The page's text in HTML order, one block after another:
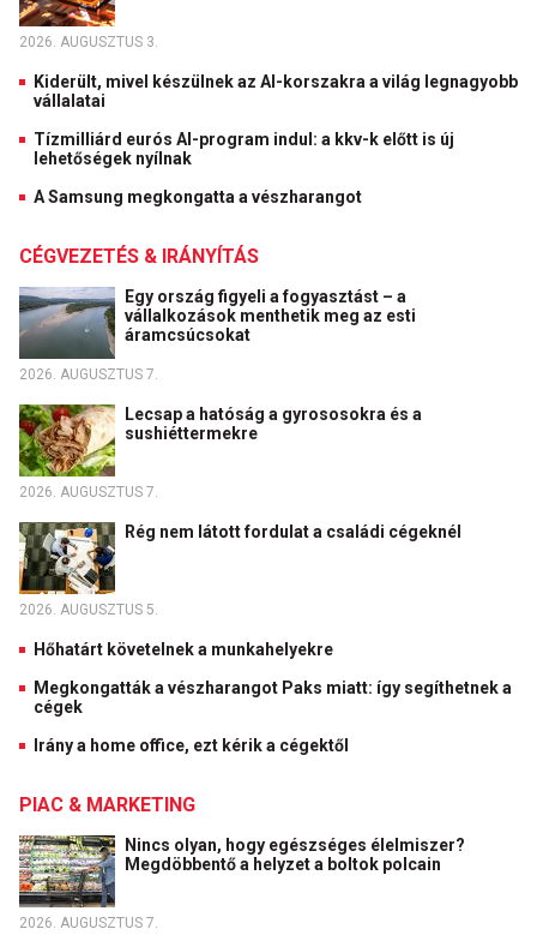
2026. AUGUSZTUS 3.
Kiderült, mivel készülnek az AI-korszakra a világ legnagyobb
vállalatai
Tízmilliárd eurós AI-program indul: a kkv-k előtt is új
lehetőségek nyílnak
A Samsung megkongatta a vészharangot
CÉGVEZETÉS & IRÁNYÍTÁS
Egy ország figyeli a fogyasztást – a
vállalkozások menthetik meg az esti
áramcsúcsokat
2026. AUGUSZTUS 7.
Lecsap a hatóság a gyrososokra és a
sushiéttermekre
2026. AUGUSZTUS 7.
Rég nem látott fordulat a családi cégeknél
2026. AUGUSZTUS 5.
Hőhatárt követelnek a munkahelyekre
Megkongatták a vészharangot Paks miatt: így segíthetnek a
cégek
Irány a home office, ezt kérik a cégektől
PIAC & MARKETING
Nincs olyan, hogy egészséges élelmiszer?
Megdöbbentő a helyzet a boltok polcain
2026. AUGUSZTUS 7.